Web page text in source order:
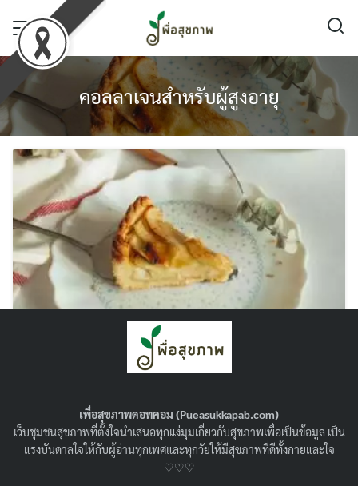
content
คอลลาเจนสำหรับผู้สูงอายุ
คอลลาเจนจากธรรมชาติมาจากการกินอาหาร
แจกไอเดียเมนูกล้วยหอมไมโครเวฟและ 7 เมนูจากกล้วยหอม
ทำง่ายๆ อร่อย ดีต่อสุขภาพ เก็บไว้ได้นาน มาตุนเป็นเสบียง
ติดครัวไว้ได้เลย
เพื่อสุขภาพดอทคอม (Pueasukkapab.com)
เว็บชุมชนสุขภาพที่ตั้งใจนำเสนอทุกแง่มุมเกี่ยวกับสุขภาพเพื่อเป็นข้อมูล เป็น
แรงบันดาลใจให้กับผู้อ่านทุกเพศและทุกวัยให้มีสุขภาพที่ดีทั้งกายและใจ
♡♡♡